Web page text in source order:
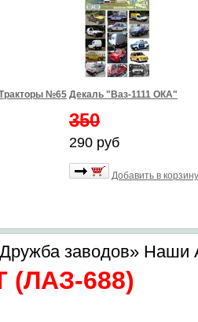
№65 Декаль "Ваз-1111 ОКА"
350
290 руб
Добавить в корзину
заводов»
(ЛАЗ-688)